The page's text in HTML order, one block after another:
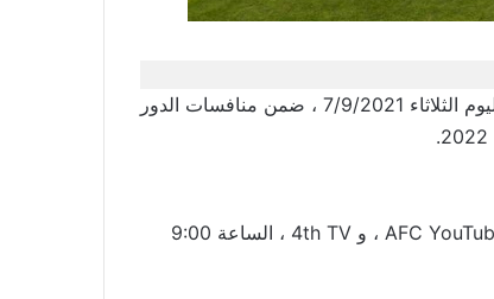
يخوض منتخب العراق ، مساء الثلاثاء ، مباراته ضد إيران ، مساء اليوم الثلاثاء 7/9/2021 ، ضمن منافسات الدور
تُذاع المباراة على قنوات أبو ظبي 2 آسيا ، و SSC Sport 6 ، و AFC YouTube ، و 4th TV ، الساعة 9:00